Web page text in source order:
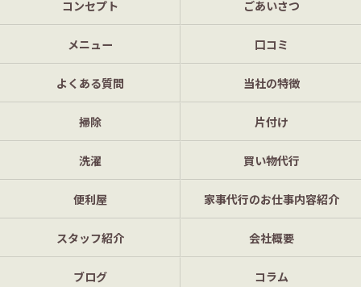
コンセプト ごあいさつ
メニュー 口コミ
よくある質問 当社の特徴
掃除 片付け
洗濯 買い物代行
便利屋 家事代行のお仕事内容紹介
スタッフ紹介 会社概要
ブログ コラム